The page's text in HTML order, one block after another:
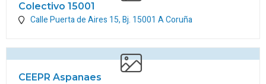
Colectivo 15001
Calle Puerta de Aires 15, Bj. 15001 A Coruña
CEEPR Aspanaes